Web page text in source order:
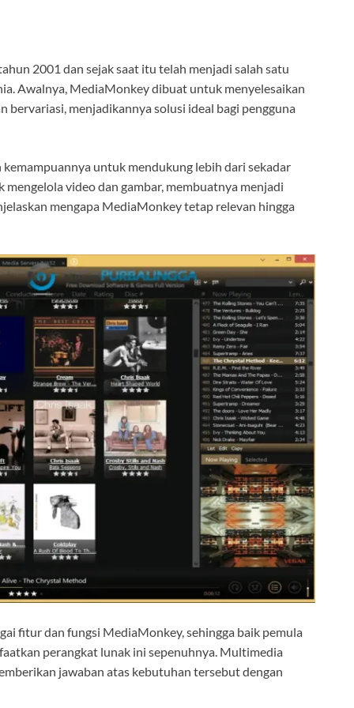
2001 dan sejak saat itu telah menjadi salah satu
Awalnya, MediaMonkey dibuat untuk menyelesaikan
bervariasi, menjadikannya solusi ideal bagi pengguna
untuk mendukung lebih dari sekadar
video dan gambar, membuatnya menjadi
mengapa MediaMonkey tetap relevan hingga
fitur dan fungsi MediaMonkey, sehingga baik pemula
perangkat lunak ini sepenuhnya. Multimedia
jawaban atas kebutuhan tersebut dengan